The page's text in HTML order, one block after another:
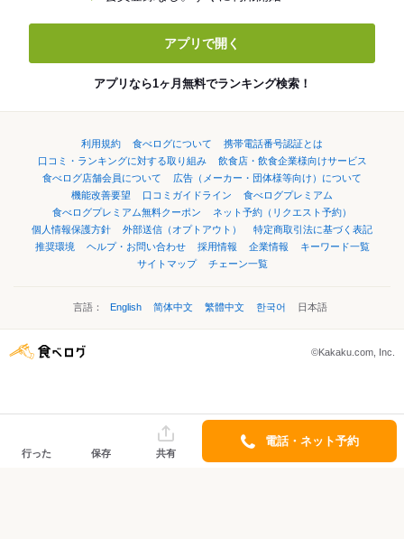
アプリで開く
アプリなら1ヶ月無料でランキング検索！
利用規約 食べログについて
携帯電話番号認証とは
口コミ・ランキングに対する取り組み
飲食店・飲食企業様向けサービス
食べログ店舗会員について
広告（メーカー・団体様等向け）について
機能改善要望
口コミガイドライン
食べログプレミアム
食べログプレミアム無料クーポン
ネット予約（リクエスト予約）
個人情報保護方針
外部送信（オプトアウト）
特定商取引法に基づく表記
推奨環境
ヘルプ・お問い合わせ 採用情報 企業情報
キーワード一覧
サイトマップ
チェーン一覧
言語： English 简体中文 繁體中文 한국어 日本語
©Kakaku.com, Inc.
行った 保存 共有
電話・ネット予約